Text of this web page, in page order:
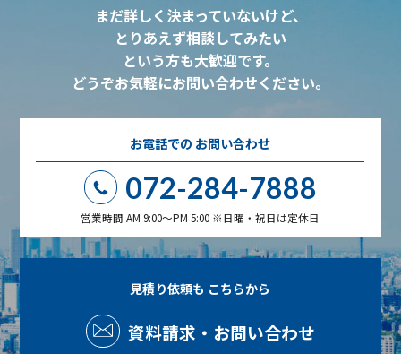
まだ詳しく決まっていないけど、
とりあえず相談してみたい
という方も大歓迎です。
どうぞお気軽にお問い合わせください。
お電話での お問い合わせ
072-284-7888
営業時間 AM 9:00～PM 5:00 ※日曜・祝日は定休日
見積り依頼も こちらから
資料請求・お問い合わせ